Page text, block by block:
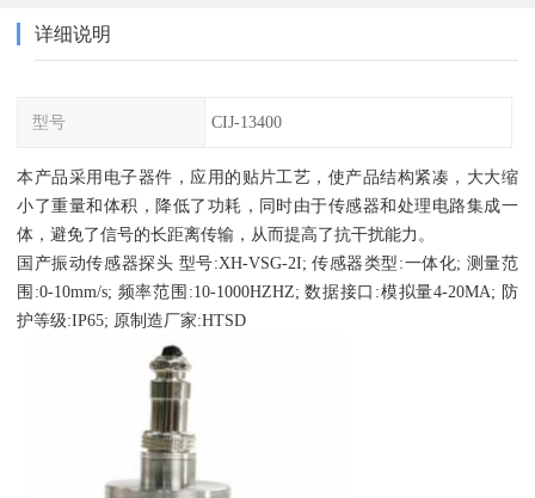
详细说明
型号 CIJ-13400
本产品采用电子器件，应用的贴片工艺，使产品结构紧凑，大大缩
小了重量和体积，降低了功耗，同时由于传感器和处理电路集成一
体，避免了信号的长距离传输，从而提高了抗干扰能力。
国产振动传感器探头 型号:XH-VSG-2I;传感器类型:一体化; 测量范
围:0-10mm/s; 频率范围:10-1000HZHZ; 数据接口:模拟量4-20MA; 防
护等级:IP65; 原制造厂家:HTSD